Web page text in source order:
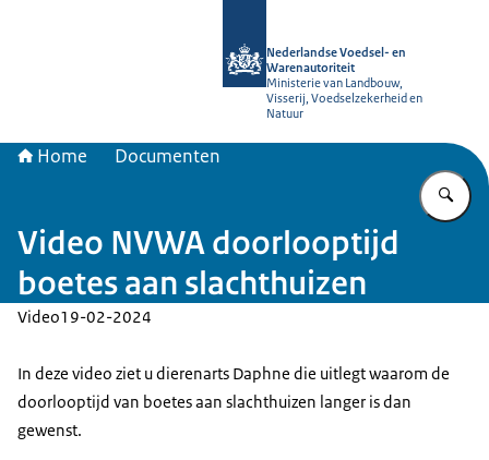
Nederlandse Voedsel- en
Warenautoriteit
Ministerie van Landbouw,
Visserij, Voedselzekerheid en
Natuur
Home Documenten
Video NVWA doorlooptijd
boetes aan slachthuizen
Video19-02-2024
In deze video ziet u dierenarts Daphne die uitlegt waarom de
doorlooptijd van boetes aan slachthuizen langer is dan
gewenst.